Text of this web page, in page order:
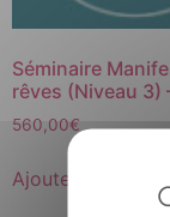
Séminaire
rêves (Niveau 3)
560,00€
Ajouter au panier